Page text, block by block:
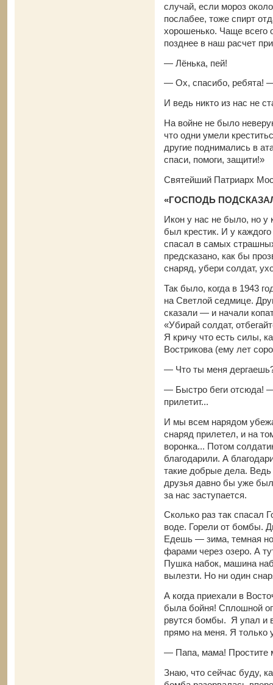
случай, если мороз
послабее, тоже спирт
хорошенько. Чаще всего
позднее в наш расчет
— Лёнька, пей!
— Ох, спасибо, ребята!
И ведь никто из нас не
На войне не было
что одни умели
другие поднимались в
спаси, помоги, защити!»
Святейший Патриарх
«ГОСПОДЬ
Икон у нас не было, но у
был крестик. И у
спасал в самых
предсказано, как бы
снаряд, убери солдат,
Так было, когда в 1943
на Светлой седмице.
сказали — и начали
«Убирай солдат,
Я кричу что есть силы,
Вострикова (ему лет
— Что ты меня
— Быстро беги отсюда!
прилетит...
И мы всем нарядом
снаряд прилетел, и на
воронка... Потом
благодарили. А
такие добрые дела.
друзья давно бы уже
за нас заступается.
Сколько раз так спасал
воде. Горели от бомбы.
Едешь — зима, темная
фарами через озеро. А
Пушка набок, машина
вылезти. Но ни один
А когда приехали в
была бойня! Сплошной
рвутся бомбы. Я упал и
прямо на меня. Я только
— Папа, мама! Простите
Знаю, что сейчас буду,